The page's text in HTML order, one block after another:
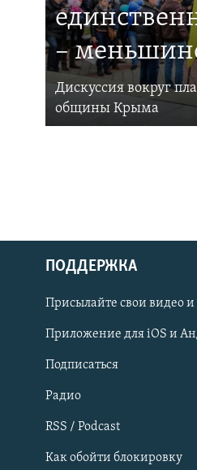
Українською
Qırımtatar
ПРИСОЕДИНЯЙТЕСЬ!
–
Дискуссия вокруг
общины Крыма
ПОДДЕРЖКА
Присылайте свои видео и
Приложение для iOS и
Подписаться
Радио
RSS / Podcast
Как обойти блокировку